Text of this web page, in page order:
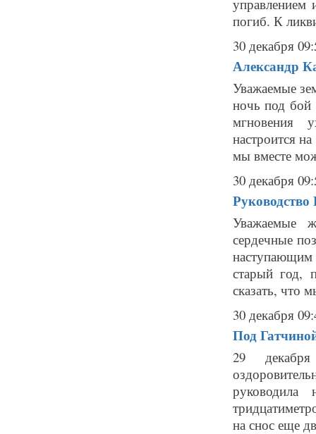
погиб. К
30 декабря
Александр
Уважаемые
ночь под бой
мгновения
настроится
мы вместе
30 декабря
Уважаемые
сердечные
старый год,
сказать, что
30 декабря
Под
29
руководила
на снос еще